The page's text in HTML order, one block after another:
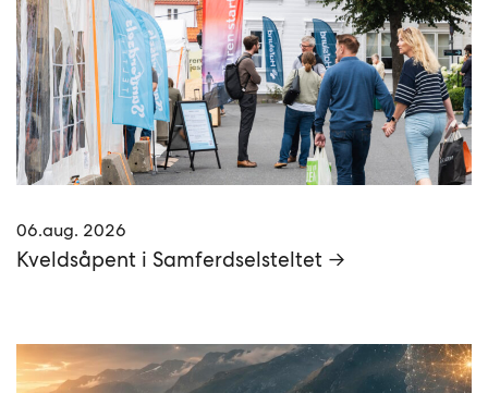
06.aug. 2026
Kveldsåpent i Samferdselsteltet →